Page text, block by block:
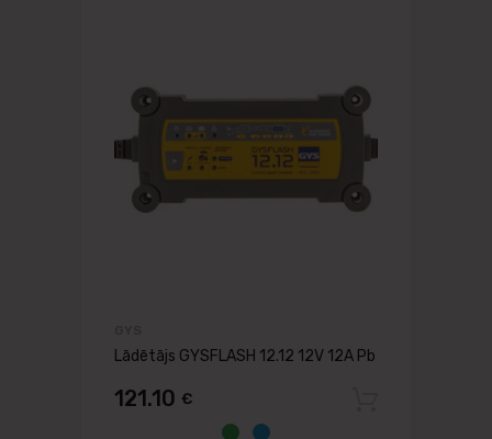
Lādētājs GYSFLASH 12.12 12V 12A Pb
121.10 €